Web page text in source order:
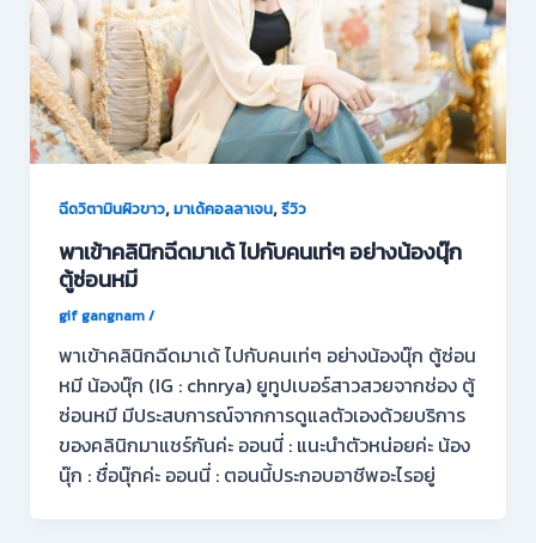
ฉีดวิตามินผิวขาว,มาเด้คอลลาเจน,รีวิว
พาเข้าคลินิกฉีดมาเด้ ไปกับคนเท่ๆ อย่างน้องนุ๊ก
ตู้ซ่อนหมี
gif gangnam/
พาเข้าคลินิกฉีดมาเด้ ไปกับคนเท่ๆ อย่างน้องนุ๊ก ตู้ซ่อน
หมี น้องนุ๊ก (IG : chnrya) ยูทูปเบอร์สาวสวยจากช่อง ตู้
ซ่อนหมี มีประสบการณ์จากการดูแลตัวเองด้วยบริการ
ของคลินิกมาแชร์กันค่ะ ออนนี่ : แนะนำตัวหน่อยค่ะ น้อง
นุ๊ก : ชื่อนุ๊กค่ะ ออนนี่ : ตอนนี้ประกอบอาชีพอะไรอยู่